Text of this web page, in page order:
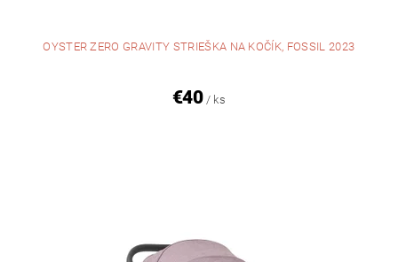
OYSTER ZERO GRAVITY STRIEŠKA NA KOČÍK, FOSSIL 2023
€40 / ks